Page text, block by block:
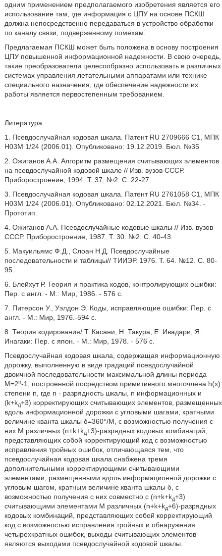
одним применением предполагаемого изобретения является его
использование там, где информация с ЦПУ на основе ПСКШ
должна непосредственно передаваться в устройство обработки
по каналу связи, подверженному помехам.
Предлагаемая ПСКШ может быть положена в основу построения
ЦПУ повышенной информационной надежности. В свою очередь,
такие преобразователи целесообразно использовать в различных
системах управления летательными аппаратами или технике
специального назначения, где обеспечение надежности их
работы является первостепенным требованием.
Литература
1. Псевдослучайная кодовая шкала. Патент RU 2709666 С1, МПК
Н03М 1/24 (2006.01). Опубликовано: 19.12.2019. Бюл. №35
2. Ожиганов А.А. Алгоритм размещения считывающих элементов
на псевдослучайной кодовой шкале // Изв. вузов СССР.
Приборостроение, 1994. Т. 37. №2. С. 22-27.
3. Псевдослучайная кодовая шкала. Патент RU 2761058 С1, МПК
Н03М 1/24 (2006.01). Опубликовано: 02.12.2021. Бюл. №34. -
Прототип.
4. Ожиганов А.А. Псевдослучайные кодовые шкалы // Изв. вузов
СССР. Приборостроение, 1987. Т. 30. №2. С. 40-43.
5. Макуильямс Ф.Д., Слоан Н.Д. Псевдослучайные
последовательности и таблицы// ТИИЭР. 1976. Т. 64. №12. С. 80-
95.
6. Блейхут Р. Теория и практика кодов, контролирующих ошибки:
Пер. с англ. - М.: Мир, 1986. - 576 с.
7. Питерсон У., Уэлдон Э. Коды, исправляющие ошибки: Пер. с
англ. - М.: Мир, 1976.-594 с.
8. Теория кодирования/ Т. Касани, Н. Такура, Е. Ивадари, Я.
Инагаки: Пер. с япон. - М.: Мир, 1978. - 576 с.
Псевдослучайная кодовая шкала, содержащая информационную
дорожку, выполненную в виде градаций псевдослучайной
двоичной последовательности максимальной длины периода
М=2n-1, построенной посредством примитивного многочлена h(x)
степени n, где n - разрядность шкалы, n информационных и
(k+kд+3) корректирующих считывающих элементов, размещенных
вдоль информационной дорожки с угловыми шагами, кратными
величине кванта шкалы δ=360°/М, с возможностью получения с
них М различных (n+k+kд+3)-разрядных кодовых комбинаций,
представляющих собой корректирующий код с возможностью
исправления тройных ошибок, отличающаяся тем, что
псевдослучайная кодовая шкала снабжена тремя
дополнительными корректирующими считывающими
элементами, размещенными вдоль информационной дорожки с
угловым шагом, кратным величине кванта шкалы δ, с
возможностью получения с них совместно с (n+k+kд+3)
считывающими элементами М различных (n+k+kд+6)-разрядных
кодовых комбинаций, представляющих собой корректирующий
код с возможностью исправления тройных и обнаружения
четырехкратных ошибок, выходы считывающих элементов
являются выходами псевдослучайной кодовой шкалы.